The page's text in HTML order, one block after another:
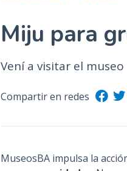
Miju para
Vení a visitar el
Compartir en redes
MuseosBA impulsa la